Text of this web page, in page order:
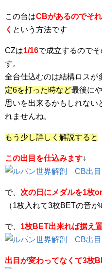
この台はCBがあるのでそ
く という方法です
CZは1/16で成立するので
す。
全台仕込むのは結構ロスが
定6を打った時など最後に
思いを出来るかもしれない
れませんね。
もう少し詳しく解説すると
この出目を仕込みます↓
で、 次の日にメダルを1枚
（1枚入れて3枚BETの音が
で、 1枚BET出来れば据え
出目が変わってなくて3枚